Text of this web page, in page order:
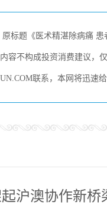
标题《医术精湛除病痛
容不构成投资消费建议，
联系，本网将迅速
沪澳协作新桥